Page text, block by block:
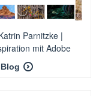
Parnitzke |
mit Adobe
Photoshop